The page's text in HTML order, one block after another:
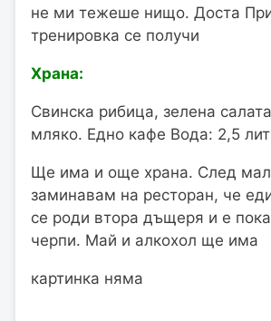
не ми тежеше нищо. Доста
тренировка се получи
Храна:
Свинска рибица, зелена
мляко. Едно кафе Вода: 2,5
Ще има и още храна. След
заминавам на ресторан, че
се роди втора дъщеря и е
черпи. Май и алкохол ще има
картинка няма